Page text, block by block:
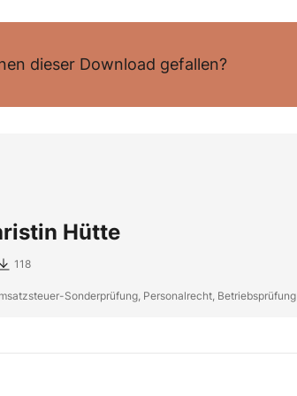
dieser Download gefallen?
Hütte
118
Sonderprüfung, Personalrecht, Betriebsprüfung